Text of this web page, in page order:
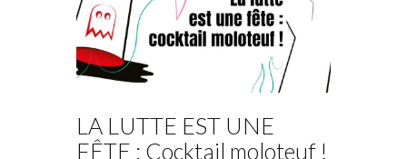
LA LUTTE EST UNE
FÊTE : Cocktail moloteuf !